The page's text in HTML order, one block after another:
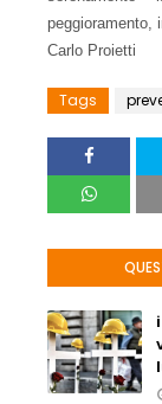
peggioramento,
Carlo Proietti
Tags